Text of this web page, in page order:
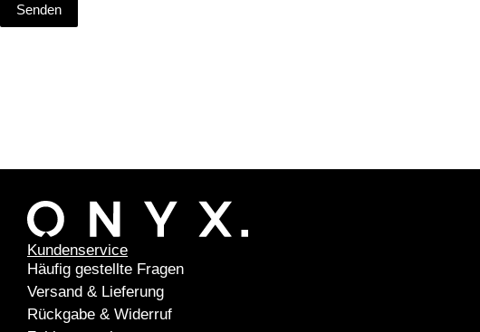
Senden
Kundenservice
Häufig gestellte Fragen
Versand & Lieferung
Rückgabe & Widerruf